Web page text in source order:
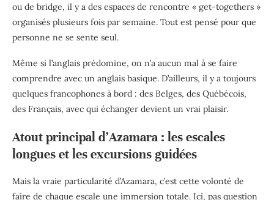
ou de bridge, il y a des espaces de rencontre « get-togethers »
organisés plusieurs fois par semaine. Tout est pensé pour que
personne ne se sente seul.
Même si l’anglais prédomine, on n’a aucun mal à se faire
comprendre avec un anglais basique. D’ailleurs, il y a toujours
quelques francophones à bord : des Belges, des Québécois,
des Français, avec qui échanger devient un vrai plaisir.
Atout principal d’Azamara : les escales
longues et les excursions guidées
Mais la vraie particularité d’Azamara, c’est cette volonté de
faire de chaque escale une immersion totale. Ici, pas question